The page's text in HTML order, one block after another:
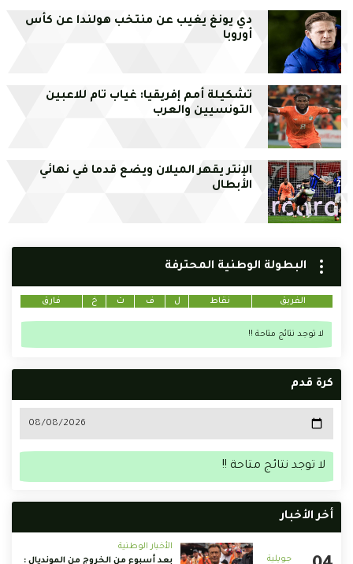
دي يونغ يغيب عن منتخب هولندا عن كأس
أوروبا
تشكيلة أمم إفريقيا: غياب تام للاعبين
التونسيين والعرب
الإنتر يقهر الميلان ويضع قدما في نهائي
الأبطال
البطولة الوطنية المحترفة
الفريق نقاط ل ف ت خ فارق
لا توجد نتائج متاحة !!
كرة قدم
لا توجد نتائج متاحة !!
أخر الأخبار
الأخبار الوطنية
بعد أسبوع من الخروج من المونديال :